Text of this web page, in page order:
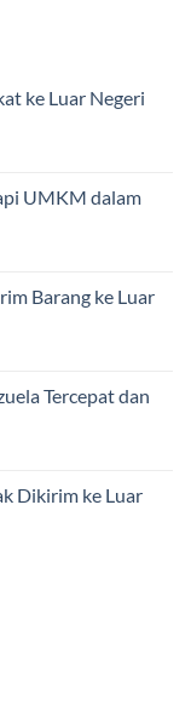
ke Luar Negeri
UMKM dalam
Barang ke Luar
Tercepat dan
Dikirim ke Luar